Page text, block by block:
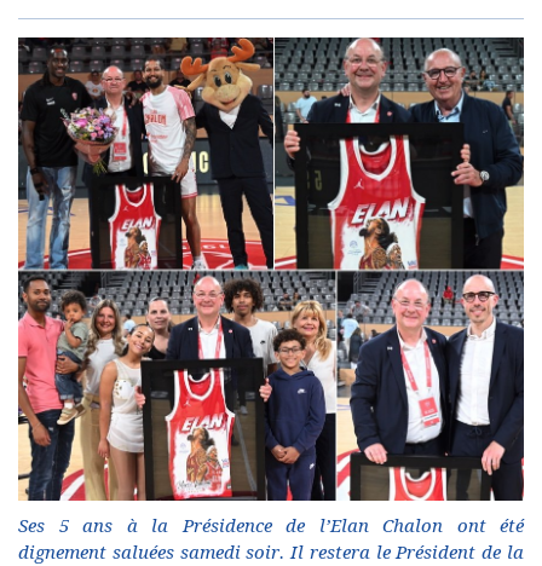
Ses 5 ans à la Présidence de l’Elan Chalon ont été
dignement saluées samedi soir. Il restera le Président de la